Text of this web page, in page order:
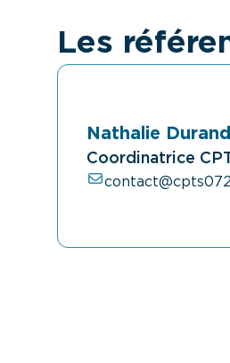
Les
Nathalie Durand
Coordinatrice